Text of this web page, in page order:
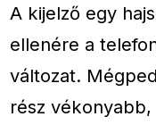
A kijelző egy
ellenére a
változat.
rész